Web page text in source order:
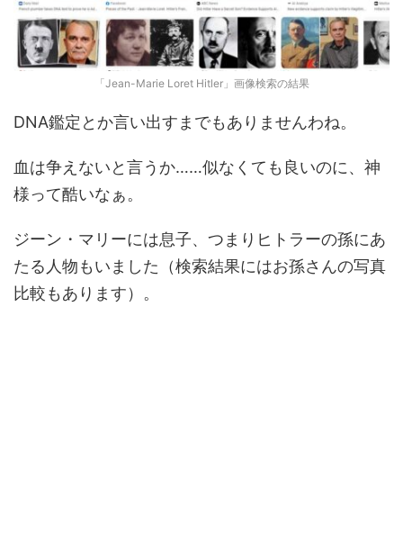
「Jean-Marie Loret Hitler」画像検索の結果
DNA鑑定とか言い出すまでもありませんわね。
血は争えないと言うか……似なくても良いのに、神
様って酷いなぁ。
ジーン・マリーには息子、つまりヒトラーの孫にあ
たる人物もいました（検索結果にはお孫さんの写真
比較もあります）。